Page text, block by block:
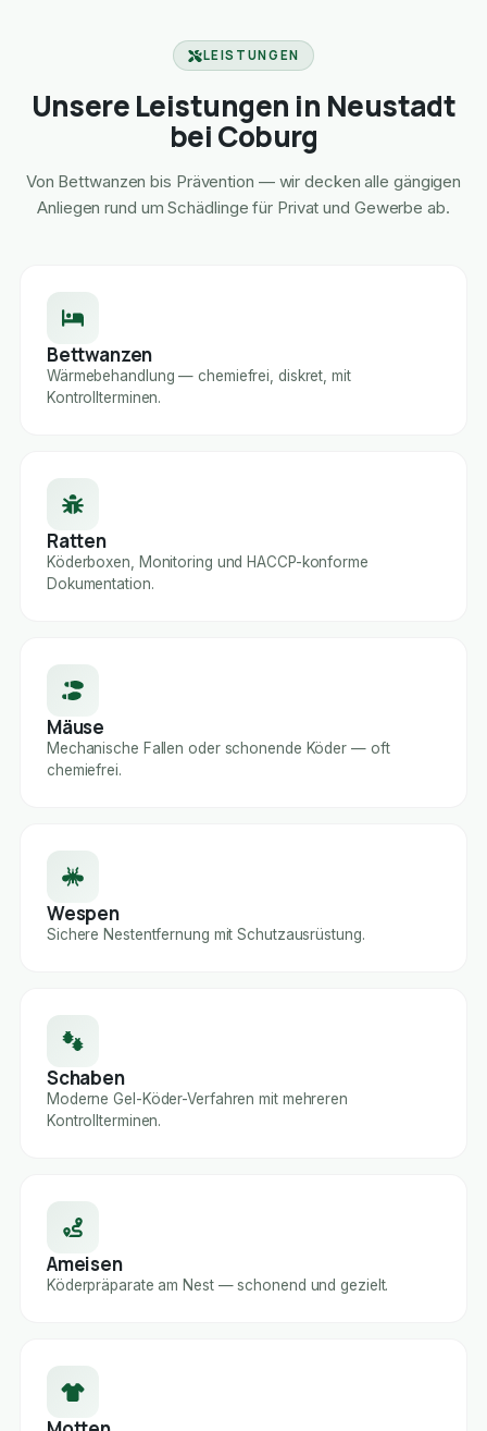
LEISTUNGEN
Unsere Leistungen in Neustadt
bei Coburg
Von Bettwanzen bis Prävention — wir decken alle gängigen
Anliegen rund um Schädlinge für Privat und Gewerbe ab.
Bettwanzen
Wärmebehandlung — chemiefrei, diskret, mit
Kontrollterminen.
Ratten
Köderboxen, Monitoring und HACCP-konforme
Dokumentation.
Mäuse
Mechanische Fallen oder schonende Köder — oft
chemiefrei.
Wespen
Sichere Nestentfernung mit Schutzausrüstung.
Schaben
Moderne Gel-Köder-Verfahren mit mehreren
Kontrollterminen.
Ameisen
Köderpräparate am Nest — schonend und gezielt.